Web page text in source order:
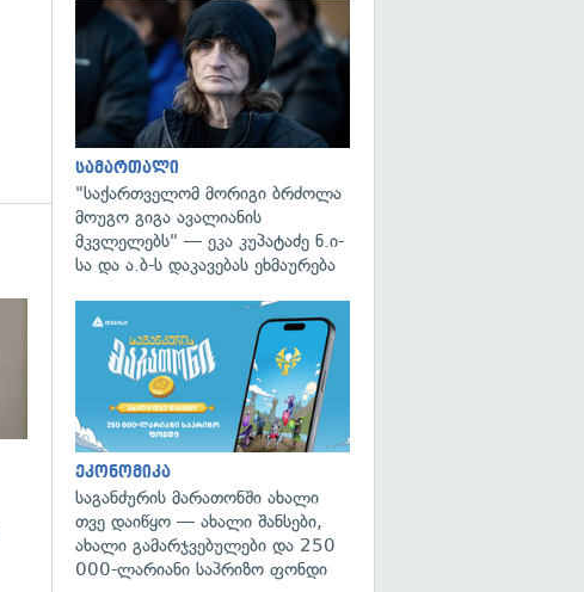
გადახედვა
სამართალი
"საქართველომ მორიგი ბრძოლა
მოუგო გიგა ავალიანის
მკვლელებს" — ეკა კუპატაძე ნ.ი-
სა და ა.ბ-ს დაკავებას ეხმაურება
ეკონომიკა
საგანძურის მარათონში ახალი
თვე დაიწყო — ახალი შანსები,
ახალი გამარჯვებულები და 250
000-ლარიანი საპრიზო ფონდი